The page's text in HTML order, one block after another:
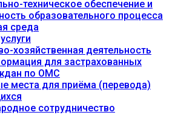
техническое обеспечение и
образовательного процесса
среда
хозяйственная деятельность
для застрахованных
по ОМС
места для приёма (перевода)
сотрудничество